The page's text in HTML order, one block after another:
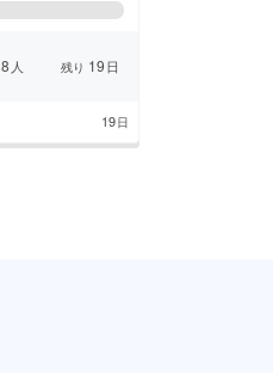
8 人 残り 19日
19日